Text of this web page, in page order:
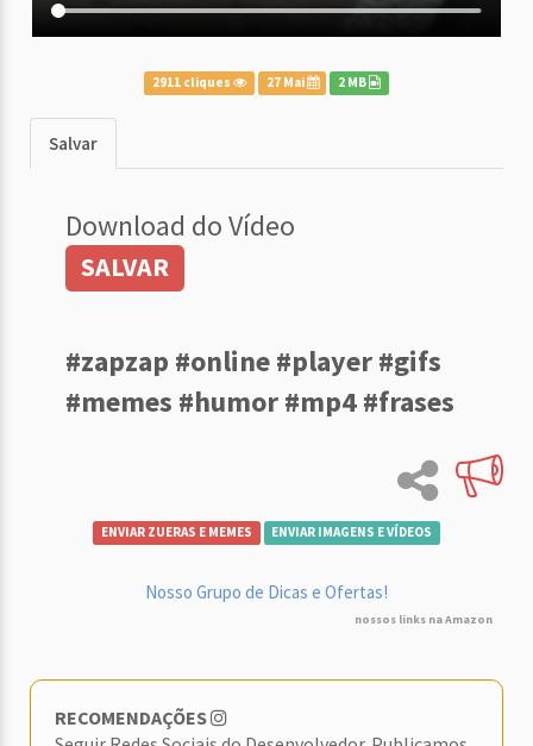
2911 cliques 27 Mai 2 MB
Salvar
Download do Vídeo
SALVAR
#zapzap #online #player #gifs
#memes #humor #mp4 #frases
ENVIAR ZUERAS E MEMES ENVIAR IMAGENS E VÍDEOS
Nosso Grupo de Dicas e Ofertas!
nossos links na Amazon
RECOMENDAÇÕES